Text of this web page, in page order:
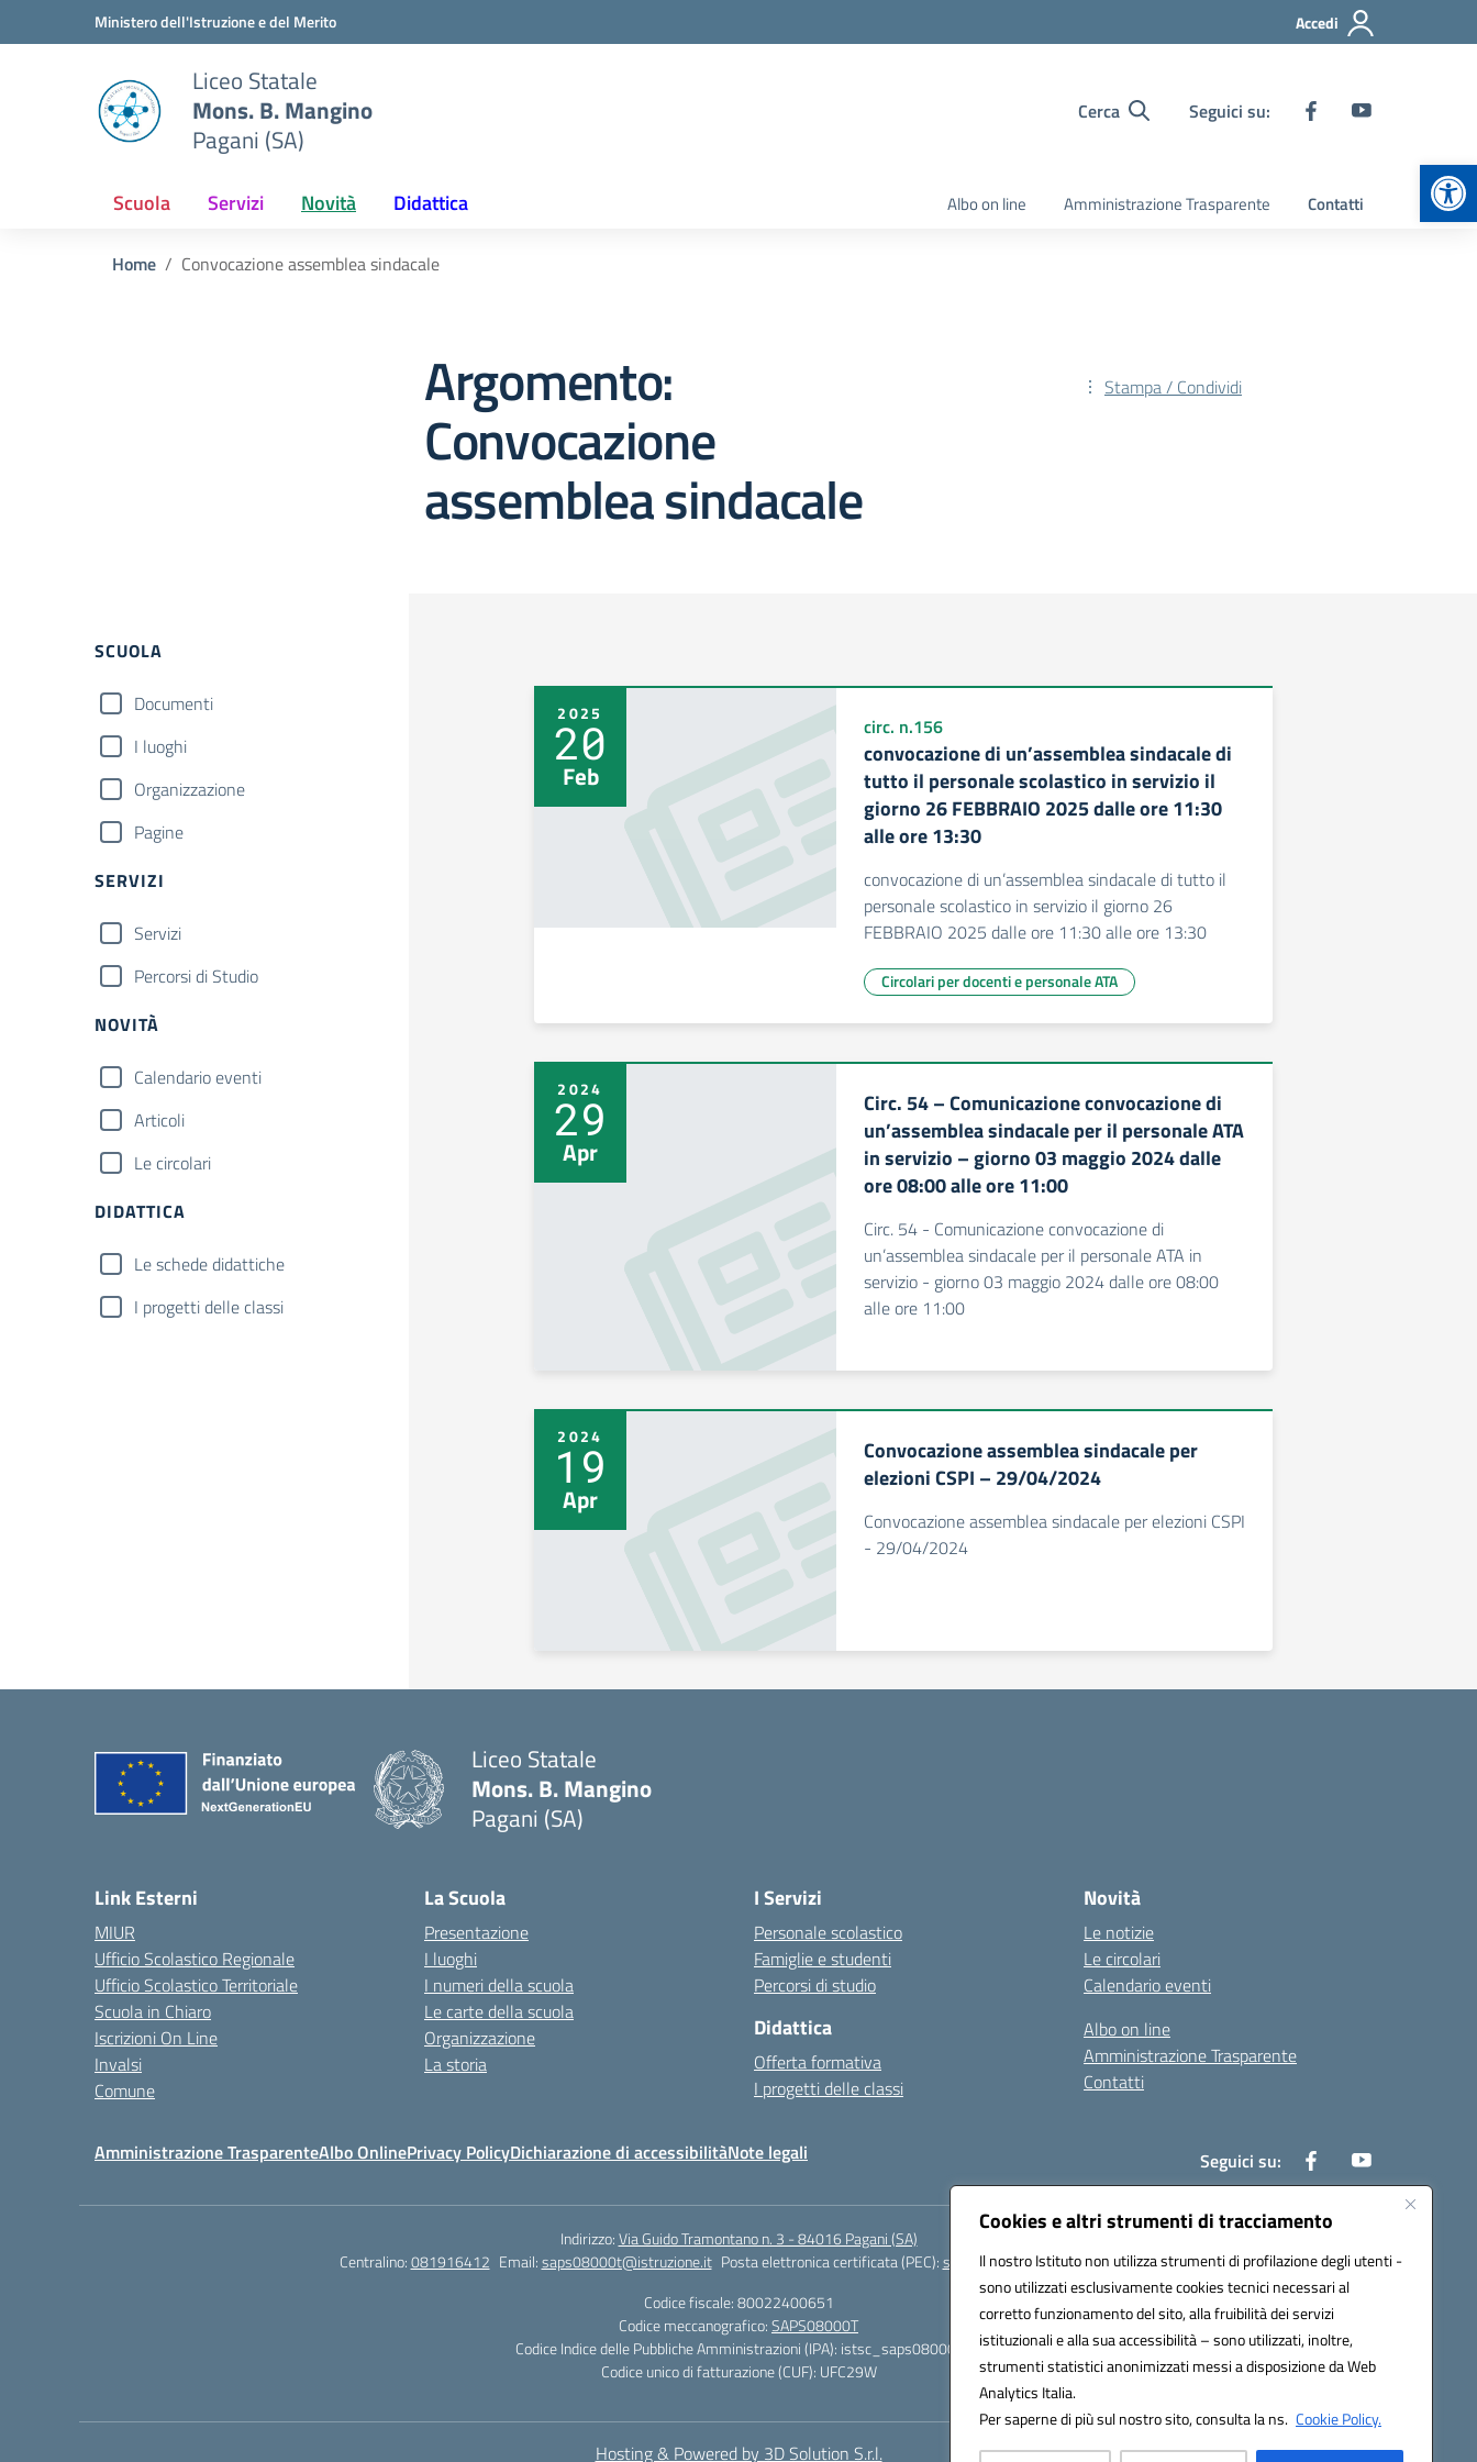
Cookies e altri strumenti di tracciamento
Il nostro Istituto non utilizza strumenti di profilazione degli utenti -
sono utilizzati esclusivamente cookies tecnici necessari al
corretto funzionamento del sito, alla fruibilità dei servizi
istituzionali e alla sua accessibilità – sono utilizzati, inoltre,
strumenti statistici anonimizzati messi a disposizione da Web
Analytics Italia.
Per saperne di più sul nostro sito, consulta la ns. Cookie Policy.
Vai ai contenuti
Vai al menu di navigazioneMinistero dell'Istruzione e del Merito Accedi
Liceo Statale
Mons. B. Mangino
Pagani (SA)
Cerca Seguici su:
Scuola Servizi Novità Didattica Albo on line Amministrazione Trasparente Contatti
Home Convocazione assemblea sindacale
Argomento:
Convocazione
assemblea sindacale
Stampa / Condividi
Filtri
SCUOLA
Documenti
I luoghi
Organizzazione
Pagine
SERVIZI
Servizi
Percorsi di Studio
NOVITÀ
Calendario eventi
Articoli
Le circolari
DIDATTICA
Le schede didattiche
I progetti delle classi
2025
20
Feb
circ. n.156
convocazione di un’assemblea sindacale di
tutto il personale scolastico in servizio il
giorno 26 FEBBRAIO 2025 dalle ore 11:30
alle ore 13:30
convocazione di un’assemblea sindacale di tutto il
personale scolastico in servizio il giorno 26
FEBBRAIO 2025 dalle ore 11:30 alle ore 13:30
Circolari per docenti e personale ATA
2024
29
Apr
Circ. 54 – Comunicazione convocazione di
un’assemblea sindacale per il personale ATA
in servizio – giorno 03 maggio 2024 dalle
ore 08:00 alle ore 11:00
Circ. 54 - Comunicazione convocazione di
un’assemblea sindacale per il personale ATA in
servizio - giorno 03 maggio 2024 dalle ore 08:00
alle ore 11:00
2024
19
Apr
Convocazione assemblea sindacale per
elezioni CSPI – 29/04/2024
Convocazione assemblea sindacale per elezioni CSPI
- 29/04/2024
Liceo Statale
Mons. B. Mangino
Pagani (SA)
Link Esterni
MIUR
Ufficio Scolastico Regionale
Ufficio Scolastico Territoriale
Scuola in Chiaro
Iscrizioni On Line
Invalsi
Comune
La Scuola
Presentazione
I luoghi
I numeri della scuola
Le carte della scuola
Organizzazione
La storia
I Servizi
Personale scolastico
Famiglie e studenti
Percorsi di studio
Didattica
Offerta formativa
I progetti delle classi
Novità
Le notizie
Le circolari
Calendario eventi
Albo on line
Amministrazione Trasparente
Contatti
Amministrazione TrasparenteAlbo OnlinePrivacy PolicyDichiarazione di accessibilitàNote legali Seguici su:
Indirizzo:Via Guido Tramontano n. 3 - 84016 Pagani (SA)
Centralino:081916412 Email:saps08000t@istruzione.it Posta elettronica certificata (PEC):saps08000t@pec.istruzione.it
Codice fiscale: 80022400651
Codice meccanografico:SAPS08000T
Codice Indice delle Pubbliche Amministrazioni (IPA): istsc_saps08000t
Codice unico di fatturazione (CUF): UFC29W
Hosting & Powered by 3D Solution S.r.l.